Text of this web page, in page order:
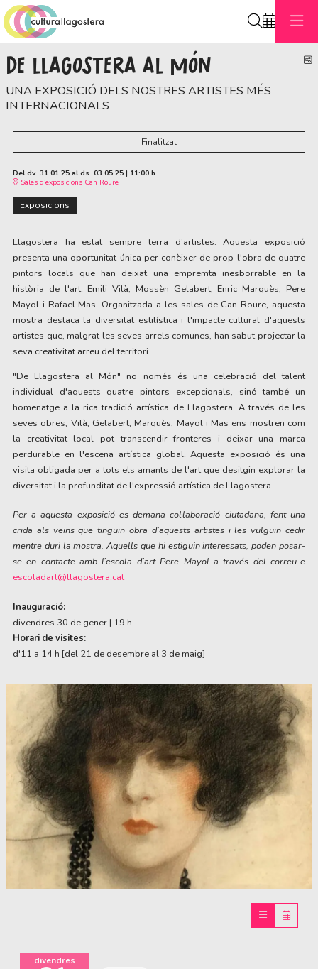
DE LLAGOSTERA AL MÓN
UNA EXPOSICIÓ DELS NOSTRES ARTISTES MÉS
INTERNACIONALS
Finalitzat
Del dv. 31.01.25 al ds. 03.05.25 | 11:00 h
Sales d’exposicions Can Roure
Exposicions
Llagostera ha estat sempre terra d’artistes. Aquesta exposició
presenta una oportunitat única per conèixer de prop l'obra de quatre
pintors locals que han deixat una empremta inesborrable en la
història de l'art: Emili Vilà, Mossèn Gelabert, Enric Marquès, Pere
Mayol i Rafael Mas. Organitzada a les sales de Can Roure, aquesta
mostra destaca la diversitat estilística i l'impacte cultural d'aquests
artistes que, malgrat les seves arrels comunes, han sabut projectar la
seva creativitat arreu del territori.
"De Llagostera al Món" no només és una celebració del talent
individual d'aquests quatre pintors excepcionals, sinó també un
homenatge a la rica tradició artística de Llagostera. A través de les
seves obres, Vilà, Gelabert, Marquès, Mayol i Mas ens mostren com
la creativitat local pot transcendir fronteres i deixar una marca
perdurable en l'escena artística global. Aquesta exposició és una
visita obligada per a tots els amants de l'art que desitgin explorar la
diversitat i la profunditat de l'expressió artística de Llagostera.
Per a aquesta exposició es demana col·laboració ciutadana, fent una
crida als veïns que tinguin obra d’aquests artistes i les vulguin cedir
mentre duri la mostra. Aquells que hi estiguin interessats, poden posar-
escoladart@llagostera.cat
Inauguració:
divendres 30 de gener | 19 h
Horari de visites:
d'11 a 14 h [del 21 de desembre al 3 de maig]
divendres